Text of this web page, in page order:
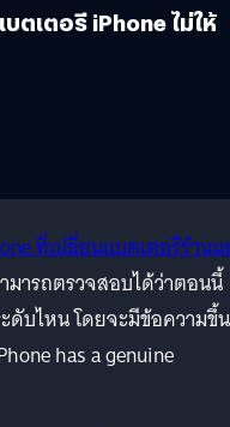
ตเตอรี iPhone ไม่ให้
ที่เปลี่ยนแบตเตอรีร้าน
มารถตรวจสอบได้ว่าตอนนี้
ดับไหน โดยจะมีข้อความขึ้น
has a genuine